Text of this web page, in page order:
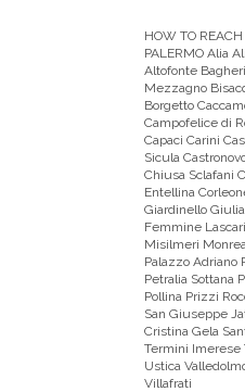
HOW TO
PALERMO Alia
Altofonte
Mezzagno
Borgetto
Campofelice di
Capaci Carini
Sicula
Chiusa Sclafani
Entellina
Giardinello
Femmine
Misilmeri
Palazzo Adriano
Petralia Sottana
Pollina Prizzi
San Giuseppe
Cristina Gela
Termini Imerese
Ustica
Villafrati